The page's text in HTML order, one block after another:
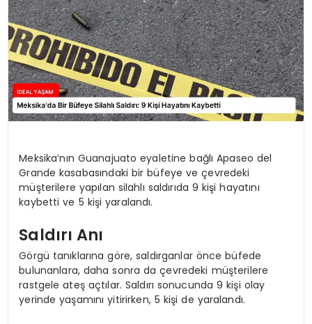
Meksika’nın Guanajuato eyaletine bağlı Apaseo del
Grande kasabasındaki bir büfeye ve çevredeki
müşterilere yapılan silahlı saldırıda 9 kişi hayatını
kaybetti ve 5 kişi yaralandı.
Saldırı Anı
Görgü tanıklarına göre, saldırganlar önce büfede
bulunanlara, daha sonra da çevredeki müşterilere
rastgele ateş açtılar. Saldırı sonucunda 9 kişi olay
yerinde yaşamını yitirirken, 5 kişi de yaralandı.